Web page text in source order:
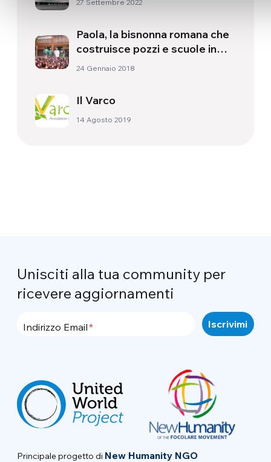
27 Settembre 2022
Paola, la bisnonna romana che
costruisce pozzi e scuole in
Burkina Faso
24 Gennaio 2018
Il Varco
14 Agosto 2019
Unisciti alla tua community per
ricevere aggiornamenti
Indirizzo Email
Principale progetto di New Humanity NGO